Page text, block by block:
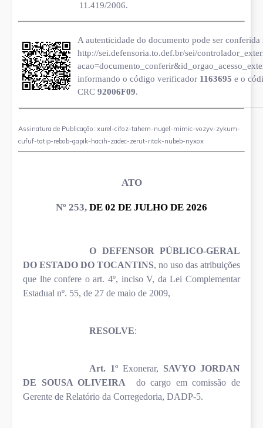
11.419/2006.
A autenticidade do documento pode ser conferida
http://sei.defensoria.to.def.br/sei/
informando o código verificador 1163695 e o
CRC 92006F09.
Assinatura de Publicação: xurel-cifoz-tahem-nugel-mimic-vozyv-zykum-
cufuf-tatip-rebob-gapik-hacih-zadec-zerut-ritak-nubeb-nyxox
ATO
Nº 253, DE 02 DE JULHO DE 2026
O DEFENSOR PÚBLICO-GERAL
DO ESTADO DO TOCANTINS, no uso das atribuições
que lhe confere o art. 4º, inciso V, da Lei Complementar
Estadual nº. 55, de 27 de maio de 2009,
RESOLVE:
Art. 1ºExonerar, SAVYO JORDAN
DE SOUSA OLIVEIRA do cargo em comissão de
Gerente de Relatório da Corregedoria, DADP-5.